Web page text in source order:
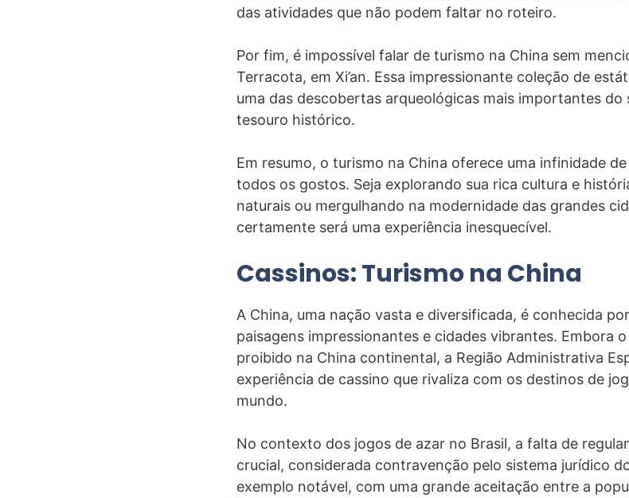
das atividades que não podem faltar no roteiro.
Por fim, é impossível falar de turismo na China sem
Terracota, em Xi’an. Essa impressionante coleção de
uma das descobertas arqueológicas mais importantes do
tesouro histórico.
Em resumo, o turismo na China oferece uma infinidade
todos os gostos. Seja explorando sua rica cultura e
naturais ou mergulhando na modernidade das grandes
certamente será uma experiência inesquecível.
Cassinos: Turismo na China
A China, uma nação vasta e diversificada, é conhecida
paisagens impressionantes e cidades vibrantes. Embora
proibido na China continental, a Região Administrativa
experiência de cassino que rivaliza com os destinos de
mundo.
No contexto dos jogos de azar no Brasil, a falta de
crucial, considerada contravenção pelo sistema jurídico
exemplo notável, com uma grande aceitação entre a